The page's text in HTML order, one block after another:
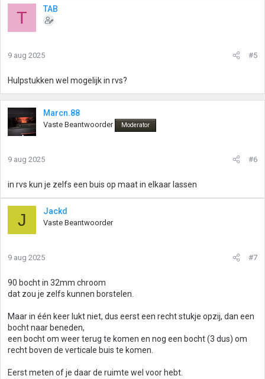
T TAB
9 aug 2025 #5
Hulpstukken wel mogelijk in rvs?
Marcn.88
Vaste Beantwoorder Moderator
9 aug 2025 #6
in rvs kun je zelfs een buis op maat in elkaar lassen
J Jackd
Vaste Beantwoorder
9 aug 2025 #7
90 bocht in 32mm chroom
dat zou je zelfs kunnen borstelen.
Maar in één keer lukt niet, dus eerst een recht stukje opzij, dan een
bocht naar beneden,
een bocht om weer terug te komen en nog een bocht (3 dus) om
recht boven de verticale buis te komen.
Eerst meten of je daar de ruimte wel voor hebt.